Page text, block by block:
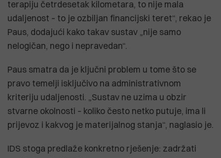
terapiju četrdesetak kilometara, to nije mala
udaljenost – to je ozbiljan financijski teret“, rekao je
Paus, dodajući kako takav sustav „nije samo
nelogičan, nego i nepravedan“.
Paus smatra da je ključni problem u tome što se
pravo temelji isključivo na administrativnom
kriteriju udaljenosti. „Sustav ne uzima u obzir
stvarne okolnosti – koliko često netko putuje, ima li
prijevoz i kakvog je materijalnog stanja“, naglasio je.
IDS stoga predlaže konkretno rješenje: zadržati